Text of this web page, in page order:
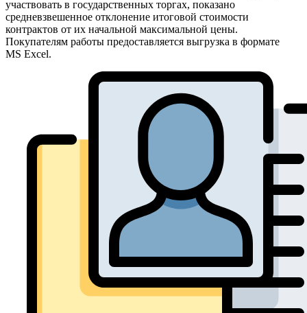
участвовать в государственных торгах, показано
средневзвешенное отклонение итоговой стоимости
контрактов от их начальной максимальной цены.
Покупателям работы предоставляется выгрузка в формате
MS Excel.